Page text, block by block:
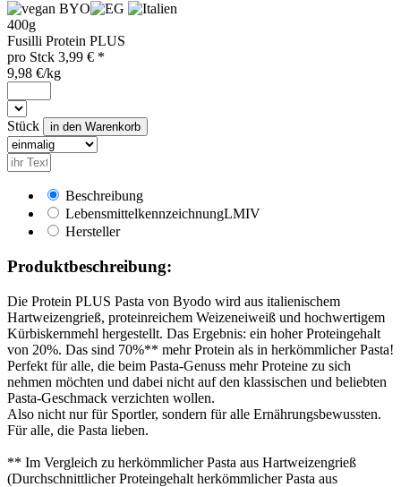
BYO
400g
Fusilli Protein PLUS
pro Stck 3,99 € *
9,98 €/kg
Stück
Beschreibung
LebensmittelkennzeichnungLMIV
Hersteller
Produktbeschreibung:
Die Protein PLUS Pasta von Byodo wird aus italienischem
Hartweizengrieß, proteinreichem Weizeneiweiß und hochwertigem
Kürbiskernmehl hergestellt. Das Ergebnis: ein hoher Proteingehalt
von 20%. Das sind 70%** mehr Protein als in herkömmlicher Pasta!
Perfekt für alle, die beim Pasta-Genuss mehr Proteine zu sich
nehmen möchten und dabei nicht auf den klassischen und beliebten
Pasta-Geschmack verzichten wollen.
Also nicht nur für Sportler, sondern für alle Ernährungsbewussten.
Für alle, die Pasta lieben.
** Im Vergleich zu herkömmlicher Pasta aus Hartweizengrieß
(Durchschnittlicher Proteingehalt herkömmlicher Pasta aus